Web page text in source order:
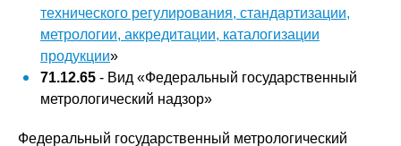
технического регулирования, стандартизации,
метрологии, аккредитации, каталогизации
продукции»
71.12.65 - Вид «Федеральный государственный
метрологический надзор»
Федеральный государственный метрологический